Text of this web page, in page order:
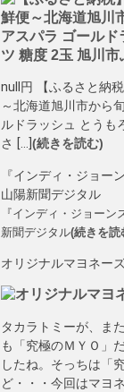
null円 【ふるさと納
～北海道旭川市から
ルドラッシュ とうも
さ […] (続きを読む)
『インディ・ジョー
山陽新聞デジタル
『インディ・ジョー
新聞デジタル(続きを読
オリジナルマヨネー
タカラトミーが、ま
も「究極のＭＹＯ」
したね。そっちは「
ど・・・今回はマヨ